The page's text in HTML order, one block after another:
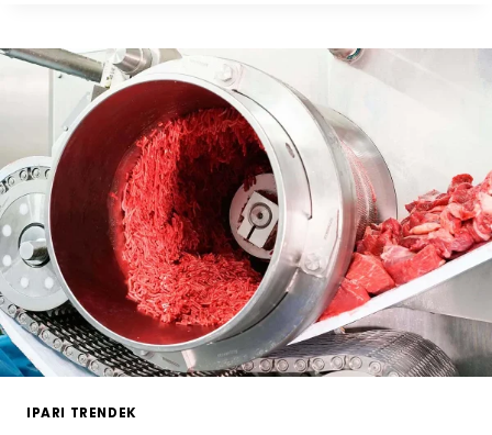
IPARI TRENDEK